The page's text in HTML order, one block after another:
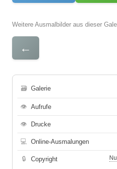
Weitere Ausmalbilder aus dieser
←
🗃 Galerie
👁 Aufrufe
👁 Drucke
💻 Online-Ausmalungen
🔒 Copyright